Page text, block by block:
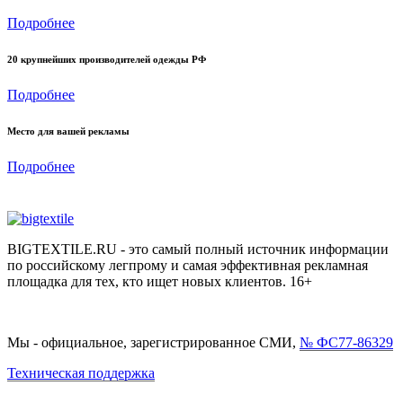
Подробнее
20 крупнейших производителей одежды РФ
Подробнее
Место для вашей рекламы
Подробнее
BIGTEXTILE.RU - это самый полный источник информации
по российскому легпрому и самая эффективная рекламная
площадка для тех, кто ищет новых клиентов. 16+
Мы - официальное, зарегистрированное СМИ, № ФС77-86329
Техническая поддержка